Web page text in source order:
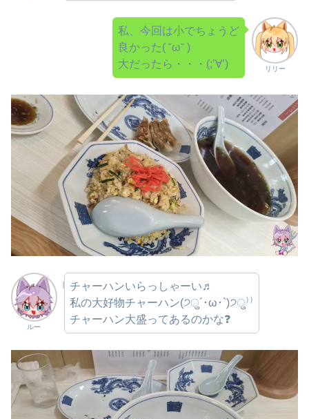
リリー
私、今回は小でちょうど
良かった( ˘ω˘ )
大だったら・・・(;’∀’)
ルー
チャーハンいらっしゃーい♬
私の大好物チャーハン(੭ु´･ω･`)੭ु⁾⁾
チャーハン大盛ってあるのかな❓